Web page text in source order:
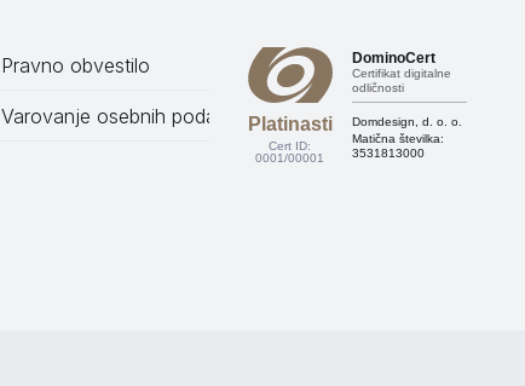
Pravno obvestilo
Varovanje osebnih podatkovPlatinasti
Cert ID:
0001/00001
DominoCert
Certifikat digitalne
odličnosti
Domdesign, d. o. o.
Matična številka:
3531813000